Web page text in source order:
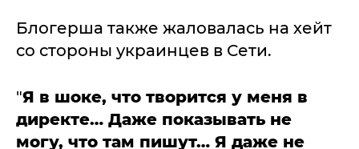
Блогерша также жаловалась на хейт
со стороны украинцев в Сети.
"Я в шоке, что творится у меня в
директе… Даже показывать не
могу, что там пишут… Я даже не